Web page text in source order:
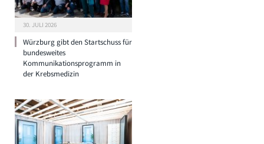
30. JULI 2026
Würzburg gibt den Startschuss für
bundesweites
Kommunikationsprogramm in
der Krebsmedizin